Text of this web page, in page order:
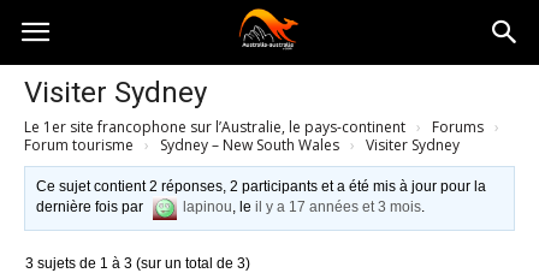
Australia-
australie.com
Visiter Sydney
Le 1er site francophone sur l’Australie, le pays-continent › Forums ›
Forum tourisme › Sydney – New South Wales › Visiter Sydney
Ce sujet contient 2 réponses, 2 participants et a été mis à jour pour la
dernière fois par
lapinou, leil y a 17 années et 3 mois.
3 sujets de 1 à 3 (sur un total de 3)